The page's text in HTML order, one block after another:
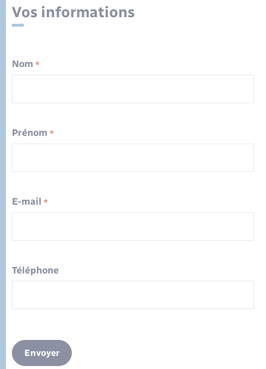
Vos informations
Nom *
Prénom *
E-mail *
Téléphone
Envoyer